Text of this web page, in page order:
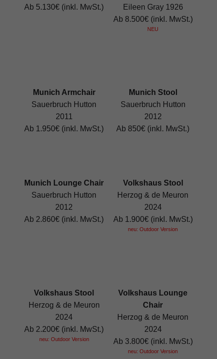
Ab 5.130€ (inkl. MwSt.)
Eileen Gray 1926
Ab 8.500€ (inkl. MwSt.)
NEU
Munich Armchair
Sauerbruch Hutton
2011
Ab 1.950€ (inkl. MwSt.)
Munich Stool
Sauerbruch Hutton
2012
Ab 850€ (inkl. MwSt.)
Munich Lounge Chair
Sauerbruch Hutton
2012
Ab 2.860€ (inkl. MwSt.)
Volkshaus Stool
Herzog & de Meuron
2024
Ab 1.900€ (inkl. MwSt.)
neu: Outdoor Version
Volkshaus Stool
Herzog & de Meuron
2024
Ab 2.200€ (inkl. MwSt.)
neu: Outdoor Version
Volkshaus Lounge
Chair
Herzog & de Meuron
2024
Ab 3.800€ (inkl. MwSt.)
neu: Outdoor Version